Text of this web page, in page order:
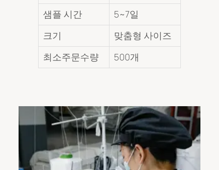
샘플 시간
5~7일
크기
맞춤형 사이즈
최소주문수량
500개